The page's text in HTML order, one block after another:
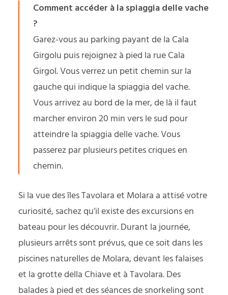
Comment accéder à la spiaggia delle vache
?
Garez-vous au parking payant de la Cala
Girgolu puis rejoignez à pied la rue Cala
Girgol. Vous verrez un petit chemin sur la
gauche qui indique la spiaggia del vache.
Vous arrivez au bord de la mer, de là il faut
marcher environ 20 min vers le sud pour
atteindre la spiaggia delle vache. Vous
passerez par plusieurs petites criques en
chemin.
Si la vue des îles Tavolara et Molara a attisé votre
curiosité, sachez qu’il existe des excursions en
bateau pour les découvrir. Durant la journée,
plusieurs arrêts sont prévus, que ce soit dans les
piscines naturelles de Molara, devant les falaises
et la grotte della Chiave et à Tavolara. Des
balades à pied et des séances de snorkeling sont